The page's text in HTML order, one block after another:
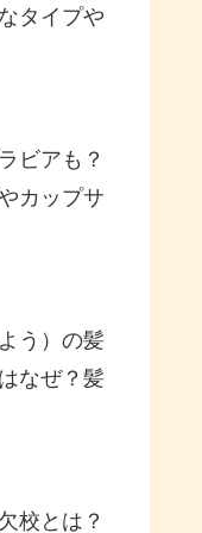
タイプや
ビアも？
カップサ
う）の髪
なぜ？髪
校とは？